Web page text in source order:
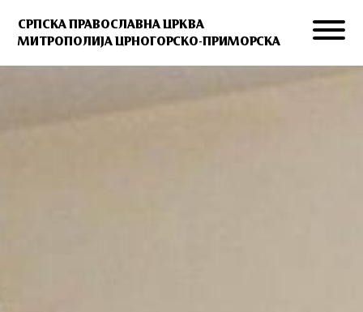
СРПСКА ПРАВОСЛАВНА ЦРКВА
МИТРОПОЛИЈА ЦРНОГОРСКО-ПРИМОРСКА